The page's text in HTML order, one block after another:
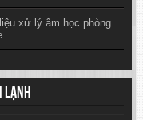
xử lý âm học phòng
lạnh